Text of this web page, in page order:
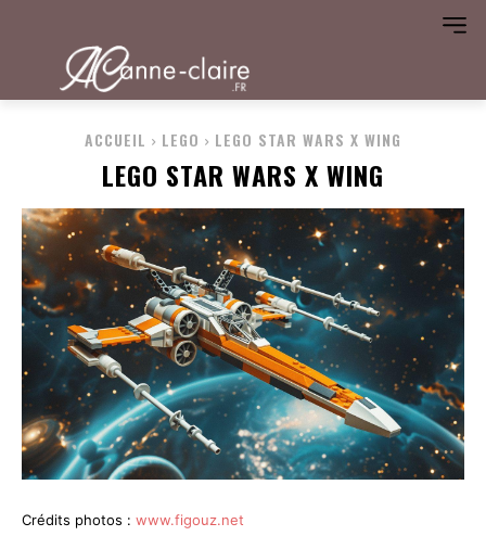
ACCUEIL LEGO LEGO STAR WARS X WING
LEGO STAR WARS X WING
Crédits photos : www.figouz.net